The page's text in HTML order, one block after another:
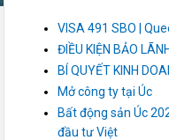
VISA 491 SBO |
ĐIỀU KIỆN BẢO
BÍ QUYẾT KINH
Mở công ty tại Úc
Bất động sản Úc
đầu tư Việt